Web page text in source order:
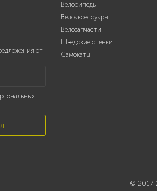
от
Велосипеды
Велоаксессуары
Велозапчасти
Шведские стенки
Самокаты
© 2017-